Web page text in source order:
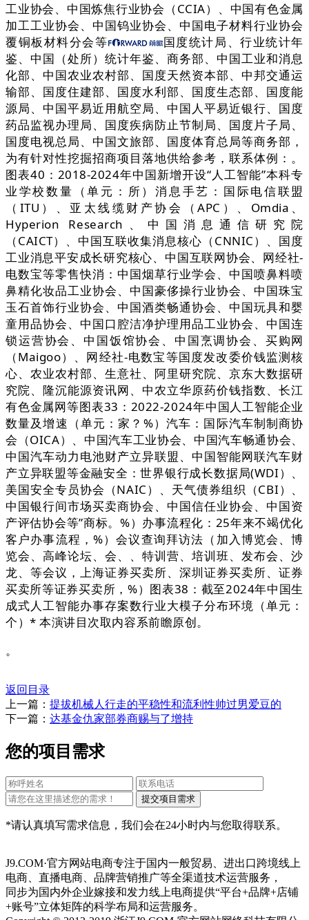
工业协会、中国炼焦行业协会（CCIA）、中国有色金属
加工工业协会、中国钨业协会、中国电子材料行业协会
覆铜板材料分会等
国度统计局、行业统计年
鉴、中国（处所）统计年鉴、商务部、中国工业和消息
化部、中国农业农村部、国度天然资本部、中邦交通运
输部、国度住建部、国度水利部、国度生态部、国度能
源局、中国平易近用航空局、中国人平易近银行、国度
药品监视办理局、国度疾病防止节制局、国度片子局、
国度电视总局、中国文旅部、国度体育总局等商务部，
为有针对性挖掘招商项目落地供给参考，联系体例：。
图表40：2018-2024年中国新增开设“人工智能”本科专
业学校数量（单元：所）消息手艺：国际电信联盟
（ITU）、亚太线缆财产协会（APC）、Omdia、
Hyperion Research、中国消息通信研究院
（CAICT）、中国互联收集消息核心（CNNIC）、国度
工业消息平安成长研究核心、中国互联网协会、网经社-
电数宝等零售快消：中国烟草行业学会、中国喷鼻料喷
鼻精化妆品工业协会、中国豪侈操行业协会、中国珠宝
玉石首饰行业协会、中国酒类畅通协会、中国玩具和婴
童用品协会、中国口腔洁净护理用品工业协会、中国连
锁运营协会、中国饭馆协会、中国烹调协会、买购网
（Maigoo）、网经社-电数宝等国度发改委价钱监测核
心、农业农村部、生意社、阿里研究院、京东大数据研
究院、隆沉能源资讯网、中农立华原药价钱指数、长江
有色金属网等图表33：2022-2024年中国人工智能企业
数量及增速（单元：家？%）汽车：国际汽车制制商协
会（OICA）、中国汽车工业协会、中国汽车畅通协会、
中国汽车动力电池财产立异联盟、中国智能网联汽车财
产立异联盟等金融安全：世界银行成长数据局(WDI）、
美国安全专员协会（NAIC）、天气债券组织（CBI）、
中国银行间市场买卖商协会、中国信任业协会、中国资
产评估协会等”商标。%）办事流程化：25年来不竭优化
客户办事流程，%）会议查询拜访法（加入博览会、博
览会、高峰论坛、会、、特训营、培训班、发布会、沙
龙、等会议，上海证券买卖所、深圳证券买卖所、证券
买卖所等证券买卖所，%）图表38：截至2024年中国生
成式人工智能办事存案数行业大模子分布环境（单元：
个）* 本演讲目次取内容系前瞻原创。
。
返回目录
上一篇： 提拔机械人行走的平稳性和流利性帅过男爱豆的
下一篇： 达基金仇家部券商赐与了增持
您的项目需求
*请认真填写需求信息，我们会在24小时内与您取得联系。
J9.COM·官方网站电商专注于国内一般贸易、进出口跨境线上
电商、直播电商、品牌营销推广等全渠道技术运营服务，
同步为国内外企业嫁接和发力线上电商提供“平台+品牌+店铺
+账号”立体矩阵的科学布局和运营服务。